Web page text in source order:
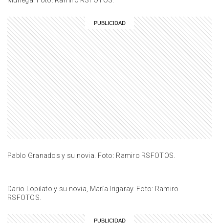
Pablo Granados y su novia. Foto: Ramiro RSFOTOS.
Dario Lopilato y su novia, María Irigaray. Foto: Ramiro
RSFOTOS.
Las fotos de las románticas
vacaciones de Lucía Celasco y
Nicolás Figal: playas paradisíacas
y postales inolvidables
ENTRETENIMIENTO
En fotos, los momentos familiares
más tiernos de los Martín Fierro
2026: de Georgina Barbarossa a
Karina Mazzocco
ENTRETENIMIENTO
Así fue la escapada soñada de
Bautista Mascia y Denisse
románticas de su viaje
del "abuelo" Paul: así fue la